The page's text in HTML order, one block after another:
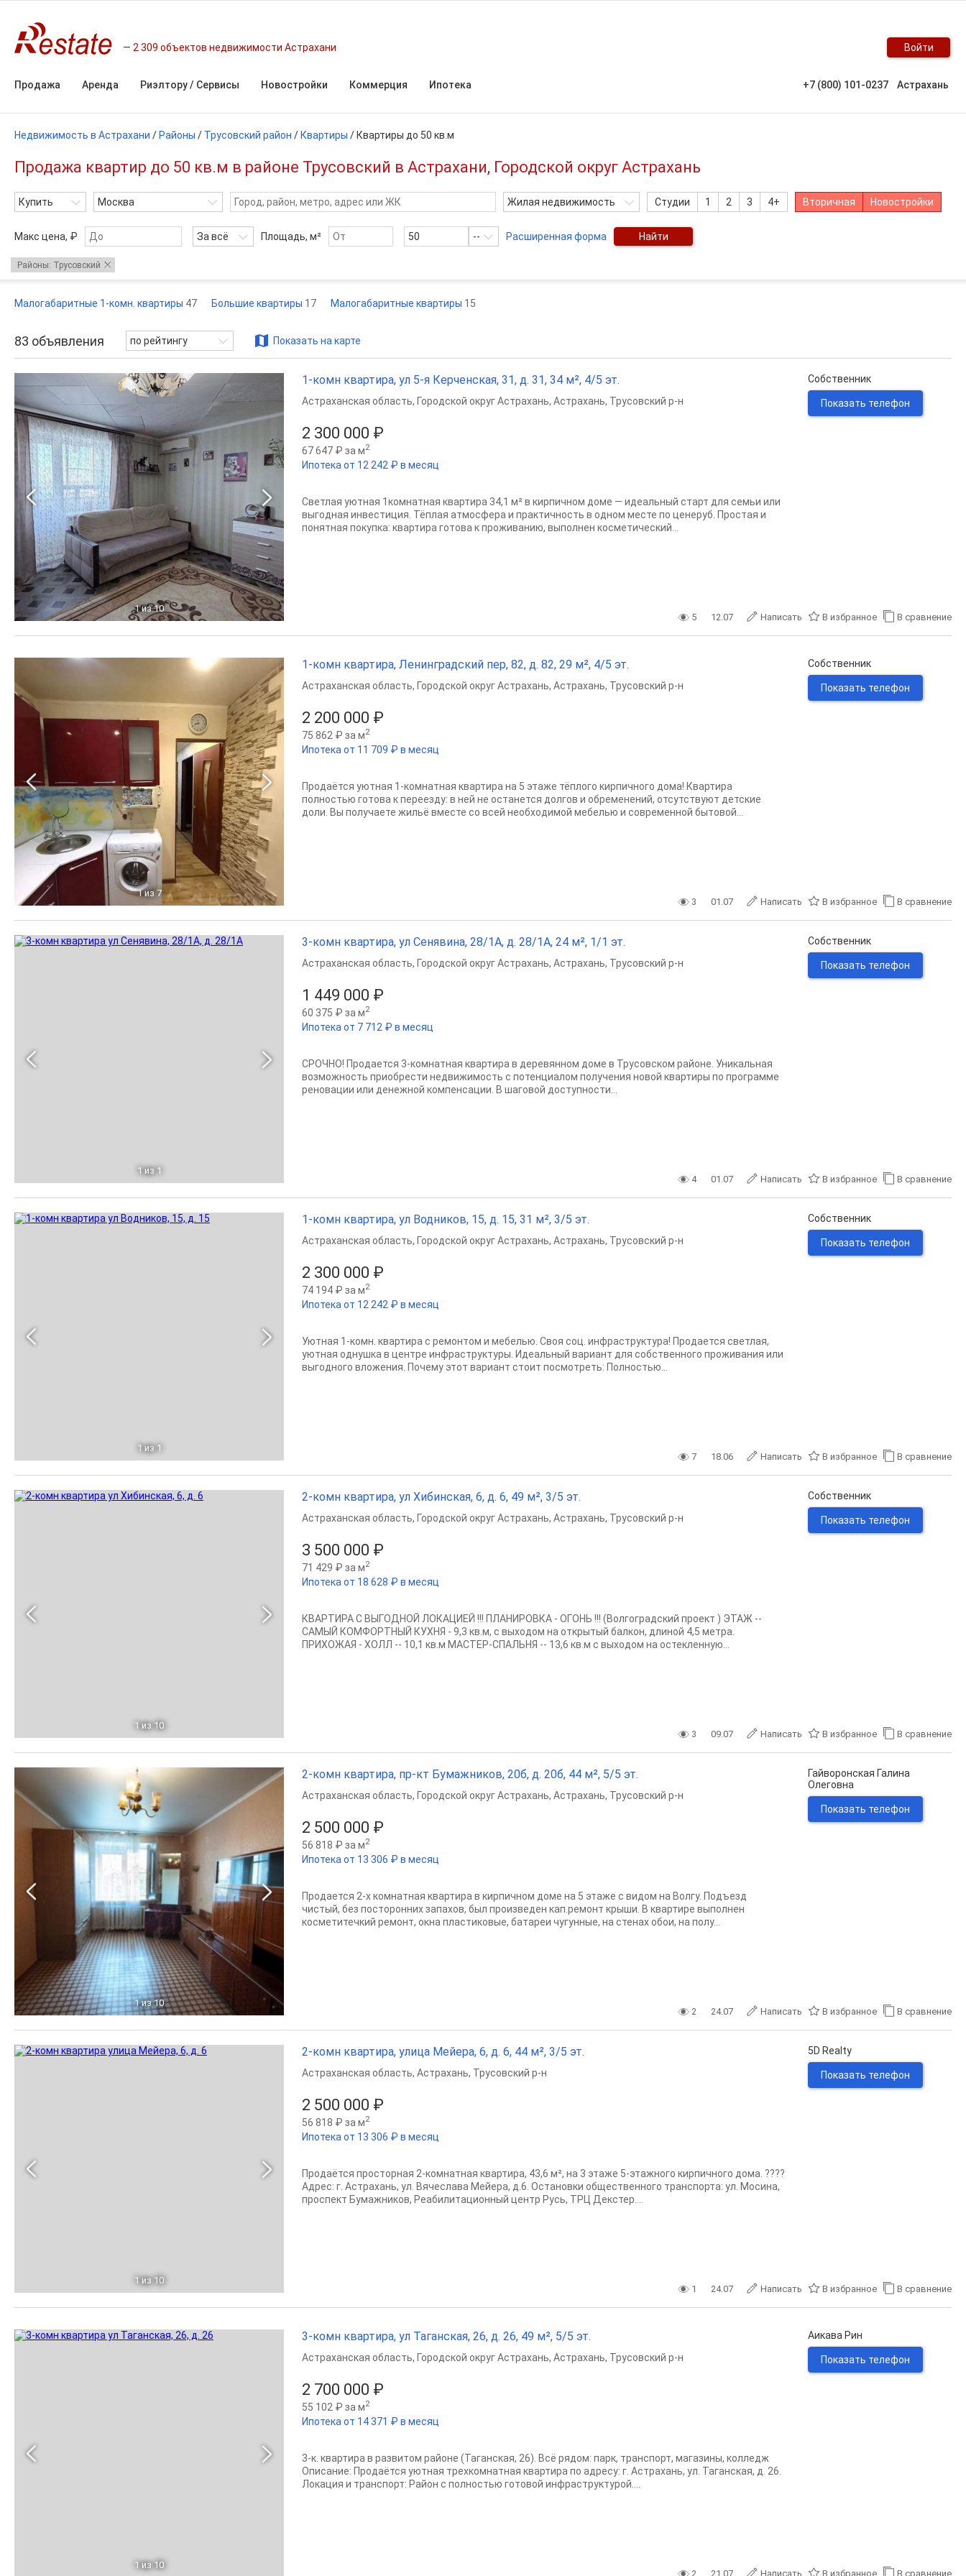
2 309 объектов недвижимости Астрахани Войти
Продажа Аренда Риэлтору / Сервисы Новостройки Коммерция Ипотека +7 (800) 101-0237 Астрахань
Недвижимость в Астрахани / Районы / Трусовский район / Квартиры / Квартиры до 50 кв.м
Продажа квартир до 50 кв.м в районе Трусовский в Астрахани, Городской округ Астрахань
Купить Москва Жилая недвижимость Студии 1 2 3 4+ Вторичная Новостройки
Макс цена, ₽ За всё Площадь, м² -- Расширенная форма Найти
Районы: Трусовский
Малогабаритные 1-комн. квартиры 47 Большие квартиры 17 Малогабаритные квартиры 15
83 объявления по рейтингу Показать на карте
1 из 10
1-комн квартира, ул 5-я Керченская, 31, д. 31, 34 м², 4/5 эт.
2 300 000 ₽
67 647 ₽ за м2
Ипотека от 12 242 ₽ в месяц
Астраханская область, Городской округ Астрахань, Астрахань, Трусовский р-н
Светлая уютная 1комнатная квартира 34,1 м² в кирпичном доме — идеальный старт для семьи или
выгодная инвестиция. Тёплая атмосфера и практичность в одном месте по ценеруб. Простая и
понятная покупка: квартира готова к проживанию, выполнен косметический...
Собственник
Показать телефон
5 12.07 Написать В избранное В сравнение
1 из 7
1-комн квартира, Ленинградский пер, 82, д. 82, 29 м², 4/5 эт.
2 200 000 ₽
75 862 ₽ за м2
Ипотека от 11 709 ₽ в месяц
Астраханская область, Городской округ Астрахань, Астрахань, Трусовский р-н
Продаётся уютная 1-комнатная квартира на 5 этаже тёплого кирпичного дома! Квартира
полностью готова к переезду: в ней не останется долгов и обременений, отсутствуют детские
доли. Вы получаете жильё вместе со всей необходимой мебелью и современной бытовой...
Собственник
Показать телефон
3 01.07 Написать В избранное В сравнение
1 из 1
3-комн квартира, ул Сенявина, 28/1А, д. 28/1А, 24 м², 1/1 эт.
1 449 000 ₽
60 375 ₽ за м2
Ипотека от 7 712 ₽ в месяц
Астраханская область, Городской округ Астрахань, Астрахань, Трусовский р-н
СРОЧНО! Продается 3-комнатная квартира в деревянном доме в Трусовском районе. Уникальная
возможность приобрести недвижимость с потенциалом получения новой квартиры по программе
реновации или денежной компенсации. В шаговой доступности...
Собственник
Показать телефон
4 01.07 Написать В избранное В сравнение
1 из 1
1-комн квартира, ул Водников, 15, д. 15, 31 м², 3/5 эт.
2 300 000 ₽
74 194 ₽ за м2
Ипотека от 12 242 ₽ в месяц
Астраханская область, Городской округ Астрахань, Астрахань, Трусовский р-н
Уютная 1-комн. квартира с ремонтом и мебелью. Своя соц. инфраструктура! Продается светлая,
уютная однушка в центре инфраструктуры. Идеальный вариант для собственного проживания или
выгодного вложения. Почему этот вариант стоит посмотреть: Полностью...
Собственник
Показать телефон
7 18.06 Написать В избранное В сравнение
1 из 10
2-комн квартира, ул Хибинская, 6, д. 6, 49 м², 3/5 эт.
3 500 000 ₽
71 429 ₽ за м2
Ипотека от 18 628 ₽ в месяц
Астраханская область, Городской округ Астрахань, Астрахань, Трусовский р-н
КВАРТИРА С ВЫГОДНОЙ ЛОКАЦИЕЙ !!! ПЛАНИРОВКА - ОГОНЬ !!! (Волгоградский проект ) ЭТАЖ --
САМЫЙ КОМФОРТНЫЙ КУХНЯ - 9,3 кв.м, с выходом на открытый балкон, длиной 4,5 метра.
ПРИХОЖАЯ - ХОЛЛ -- 10,1 кв.м МАСТЕР-СПАЛЬНЯ -- 13,6 кв.м с выходом на остекленную...
Собственник
Показать телефон
3 09.07 Написать В избранное В сравнение
1 из 10
2-комн квартира, пр-кт Бумажников, 20б, д. 20б, 44 м², 5/5 эт.
2 500 000 ₽
56 818 ₽ за м2
Ипотека от 13 306 ₽ в месяц
Астраханская область, Городской округ Астрахань, Астрахань, Трусовский р-н
Продается 2-х комнатная квартира в кирпичном доме на 5 этаже с видом на Волгу. Подъезд
чистый, без посторонних запахов, был произведен кап.ремонт крыши. В квартире выполнен
косметитечкий ремонт, окна пластиковые, батареи чугунные, на стенах обои, на полу...
Гайворонская Галина
Олеговна
Показать телефон
2 24.07 Написать В избранное В сравнение
1 из 10
2-комн квартира, улица Мейера, 6, д. 6, 44 м², 3/5 эт.
2 500 000 ₽
56 818 ₽ за м2
Ипотека от 13 306 ₽ в месяц
Астраханская область, Астрахань, Трусовский р-н
Продаётся просторная 2‑комнатная квартира, 43,6 м², на 3 этаже 5‑этажного кирпичного дома. ????
Адрес: г. Астрахань, ул. Вячеслава Мейера, д.6. Остановки общественного транспорта: ул. Мосина,
проспект Бумажников, Реабилитационный центр Русь, ТРЦ Декстер....
5D Realty
Показать телефон
1 24.07 Написать В избранное В сравнение
1 из 10
3-комн квартира, ул Таганская, 26, д. 26, 49 м², 5/5 эт.
2 700 000 ₽
55 102 ₽ за м2
Ипотека от 14 371 ₽ в месяц
Астраханская область, Городской округ Астрахань, Астрахань, Трусовский р-н
3-к. квартира в развитом районе (Таганская, 26). Всё рядом: парк, транспорт, магазины, колледж
Описание: Продаётся уютная трехкомнатная квартира по адресу: г. Астрахань, ул. Таганская, д. 26.
Локация и транспорт: Район с полностью готовой инфраструктурой....
Аикава Рин
Показать телефон
2 21.07 Написать В избранное В сравнение